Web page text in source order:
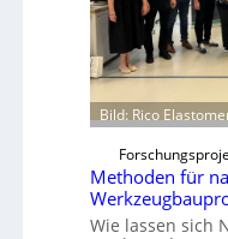
m
w
i
e
r
t
s
N
w
ü
h
Bild: Rico
Methoden für
Wie lassen sich